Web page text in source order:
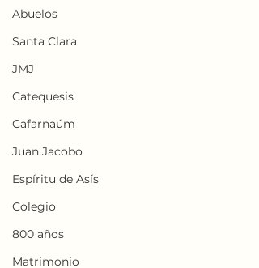
Abuelos
Santa Clara
JMJ
Catequesis
Cafarnaúm
Juan Jacobo
Espíritu de Asís
Colegio
800 años
Matrimonio